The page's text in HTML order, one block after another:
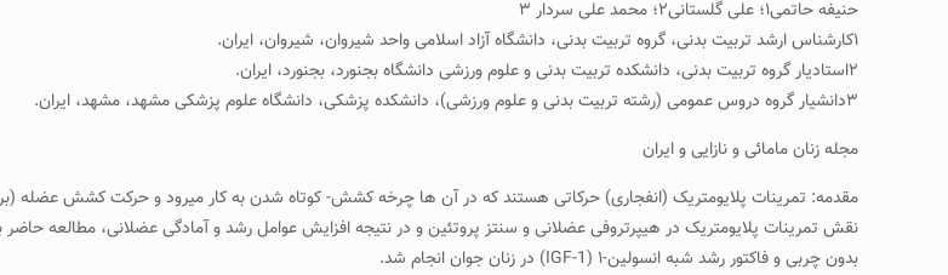
حنیفه حاتمی۱؛ علی گلستانی۲؛ محمد علی سردار ۳
۱کارشناس ارشد تربیت بدنی، گروه تربیت بدنی، دانشگاه آزاد اسلامی واحد شیروان، شیروان، ایران.
۲استادیار گروه تربیت بدنی، دانشکده تربیت بدنی و علوم ورزشی دانشگاه بجنورد، بجنورد، ایران.
۳دانشیار گروه دروس عمومی (رشته تربیت بدنی و علوم ورزشی)، دانشکده پزشکی، دانشگاه علوم پزشکی مشهد، مشهد، ایران.
مجله زنان مامائی و نازایی و ایران
مقدمه: تمرینات پلایومتریک (انفجاری) حرکاتی هستند که در آن ها چرخه کشش- کوتاه شدن به کار می­رود و حرکت کشش عضله
بدون چربی و فاکتور رشد شبه انسولین-۱ (IGF-1) در زنان جوان انجام شد.